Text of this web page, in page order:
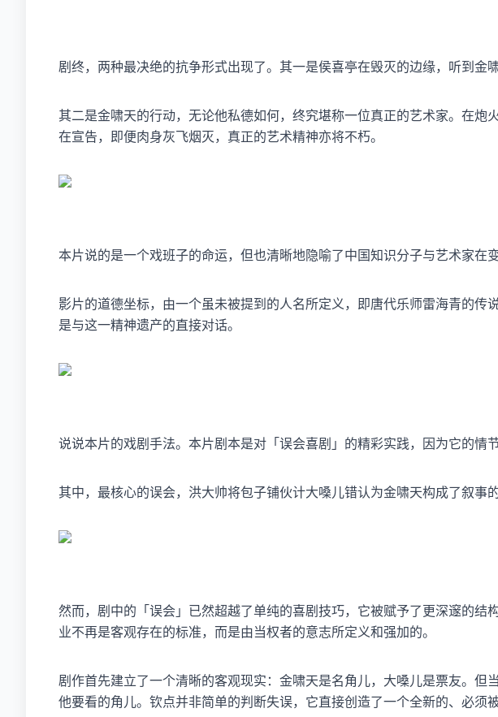
剧终，两种最决绝的抗争形式出现了。其一是侯喜亭在毁灭的边缘，听到金
其二是金啸天的行动，无论他私德如何，终究堪称一位真正的艺术家。在
在宣告，即便肉身灰飞烟灭，真正的艺术精神亦将不朽。
本片说的是一个戏班子的命运，但也清晰地隐喻了中国知识分子与艺术家在
影片的道德坐标，由一个虽未被提到的人名所定义，即唐代乐师雷海青的
是与这一精神遗产的直接对话。
说说本片的戏剧手法。本片剧本是对「误会喜剧」的精彩实践，因为它的情
其中，最核心的误会，洪大帅将包子铺伙计大嗓儿错认为金啸天构成了叙事
然而，剧中的「误会」已然超越了单纯的喜剧技巧，它被赋予了更深邃的
业不再是客观存在的标准，而是由当权者的意志所定义和强加的。
剧作首先建立了一个清晰的客观现实：金啸天是名角儿，大嗓儿是票友。
他要看的角儿。钦点并非简单的判断失误，它直接创造了一个全新的、必须